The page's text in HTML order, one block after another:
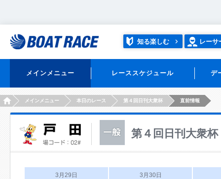
知る楽しむ レーサ
メインメニュー レーススケジュール デ
HOMEメインメニュー 本日のレース 第４回日刊大衆杯 直前情報
第４回日刊大衆杯
3月29日 3月30日